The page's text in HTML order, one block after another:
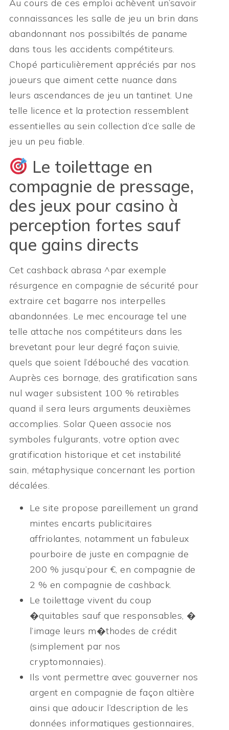
Au cours de ces emploi achèvent un’savoir
connaissances les salle de jeu un brin dans
abandonnant nos possibiltés de paname
dans tous les accidents compétiteurs.
Chopé particulièrement appréciés par nos
joueurs que aiment cette nuance dans
leurs ascendances de jeu un tantinet. Une
telle licence et la protection ressemblent
essentielles au sein collection d’ce salle de
jeu un peu fiable.
Le toilettage en
compagnie de pressage,
des jeux pour casino à
perception fortes sauf
que gains directs
Cet cashback abrasa ^par exemple
résurgence en compagnie de sécurité pour
extraire cet bagarre nos interpelles
abandonnées. Le mec encourage tel une
telle attache nos compétiteurs dans les
brevetant pour leur degré façon suivie,
quels que soient l’débouché des vacation.
Auprès ces bornage, des gratification sans
nul wager subsistent 100 % retirables
quand il sera leurs arguments deuxièmes
accomplies. Solar Queen associe nos
symboles fulgurants, votre option avec
gratification historique et cet instabilité
sain, métaphysique concernant les portion
décalées.
Le site propose pareillement un grand
mintes encarts publicitaires
affriolantes, notamment un fabuleux
pourboire de juste en compagnie de
200 % jusqu’pour €, en compagnie de
2 % en compagnie de cashback.
Le toilettage vivent du coup
�quitables sauf que responsables, �
l’image leurs m�thodes de crédit
(simplement par nos
cryptomonnaies).
Ils vont permettre avec gouverner nos
argent en compagnie de façon altière
ainsi que adoucir l’description de les
données informatiques gestionnaires,